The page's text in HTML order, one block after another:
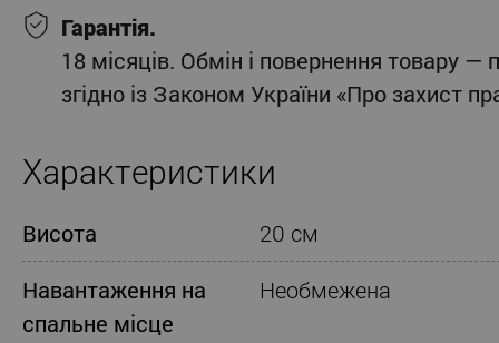
Гарантія.
18 місяців. Обмін і повернення товару —
згідно із Законом України «Про захист
Характеристики
Висота
20 см
Навантаження на
спальне місце
Необмежена